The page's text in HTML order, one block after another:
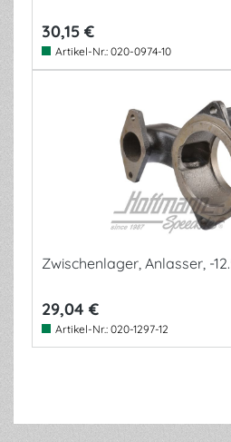
30,15 €
Artikel-Nr.: 020-0974-10
Zwischenlager, Anlasser, -
29,04 €
Artikel-Nr.: 020-1297-12